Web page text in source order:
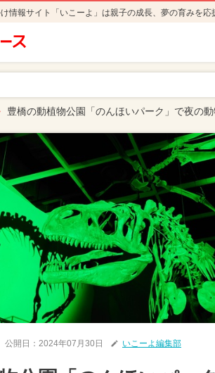
情報サイト「いこーよ」は親子の成長、夢の育みを応
豊橋の動植物公園「のんほいパーク」で夜の
公開日： 2024年07月30日 いこーよ編集部